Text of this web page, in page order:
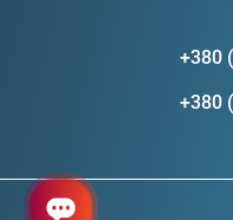
+380
+380